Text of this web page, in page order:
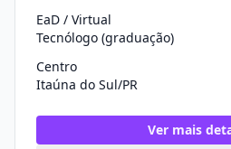
EaD / Virtual
Tecnólogo (graduação)
Centro
Itaúna do Sul/PR
Ver mais